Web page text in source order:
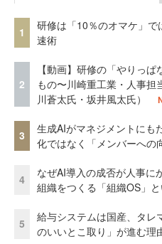
1
研修は「10％のオマケ」
速術
2
【動画】研修の「やりっ
もの〜川崎重工業・人事
川蒼太氏・坂井風太氏）
3
生成AIがマネジメントにも
化ではなく「メンバーへの
4
なぜAI導入の成否が人事に
組織をつくる「組織OS」
5
給与システムは国産、タ
のいいとこ取り」が進む理